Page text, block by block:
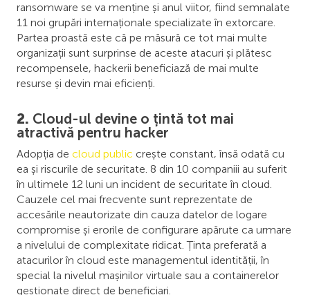
ransomware se va menține și anul viitor, fiind semnalate
11 noi grupări internaționale specializate în extorcare.
Partea proastă este că pe măsură ce tot mai multe
organizații sunt surprinse de aceste atacuri și plătesc
recompensele, hackerii beneficiază de mai multe
resurse și devin mai eficienți.
2. Cloud-ul devine o țintă tot mai
atractivă pentru hacker
Adopția de cloud public crește constant, însă odată cu
ea și riscurile de securitate. 8 din 10 companiii au suferit
în ultimele 12 luni un incident de securitate în cloud.
Cauzele cel mai frecvente sunt reprezentate de
accesările neautorizate din cauza datelor de logare
compromise și erorile de configurare apărute ca urmare
a nivelului de complexitate ridicat. Ținta preferată a
atacurilor în cloud este managementul identității, în
special la nivelul mașinilor virtuale sau a containerelor
gestionate direct de beneficiari.